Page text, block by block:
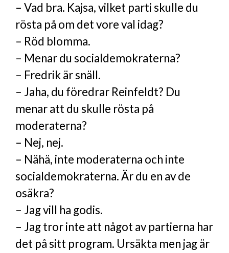
– Vad bra. Kajsa, vilket parti skulle du
rösta på om det vore val idag?
– Röd blomma.
– Menar du socialdemokraterna?
– Fredrik är snäll.
– Jaha, du föredrar Reinfeldt? Du
menar att du skulle rösta på
moderaterna?
– Nej, nej.
– Nähä, inte moderaterna och inte
socialdemokraterna. Är du en av de
osäkra?
– Jag vill ha godis.
– Jag tror inte att något av partierna har
det på sitt program. Ursäkta men jag är